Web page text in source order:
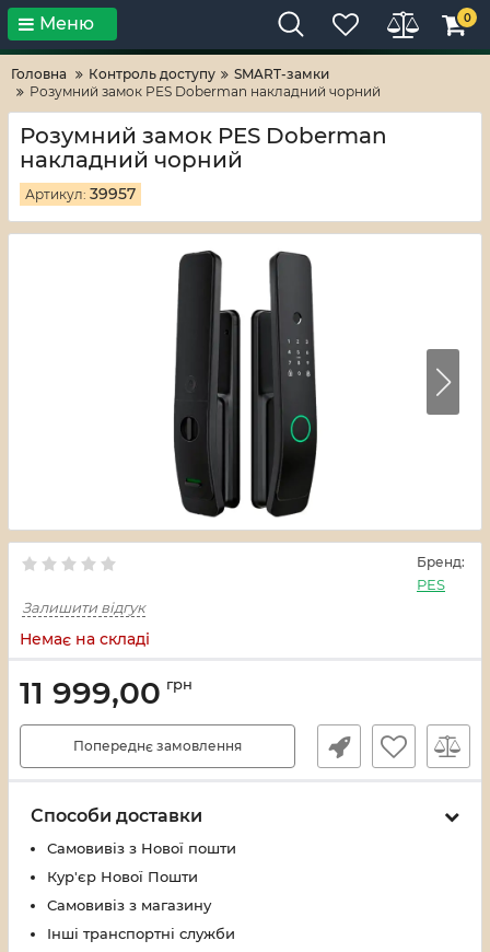
Тільки високі технології! RV-ZAFT
Меню 0
Головна Контроль доступу
SMART-замки
Розумний замок PES Doberman накладний чорний
Розумний замок PES Doberman
накладний чорний
Артикул: 39957
Бренд:
PES
Залишити відгук
Немає на складі
11 999,00 грн
Попереднє замовлення
Способи доставки
Самовивіз з Нової пошти
Кур'єр Нової Пошти
Самовивіз з магазину
Інші транспортні служби